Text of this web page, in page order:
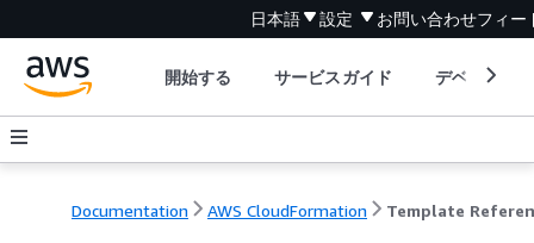
日本語 設定 お問い合わせフィー
開始する サービスガイド デベロッパ
Documentation AWS CloudFormation Template